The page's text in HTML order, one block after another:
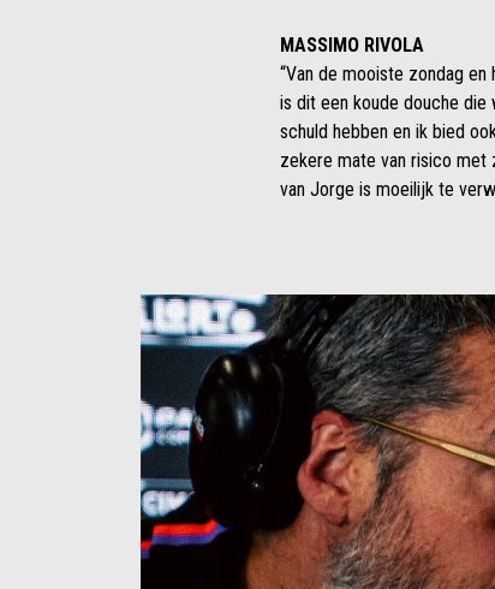
MASSIMO RIVOLA
“Van de mooiste zondag
is dit een koude douche
schuld hebben en ik bied
zekere mate van risico met
van Jorge is moeilijk te